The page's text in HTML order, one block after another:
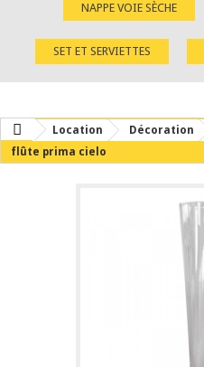
NAPPE VOIE SÈCHE
SET ET SERVIETTES
Location Décoration
flûte prima cielo